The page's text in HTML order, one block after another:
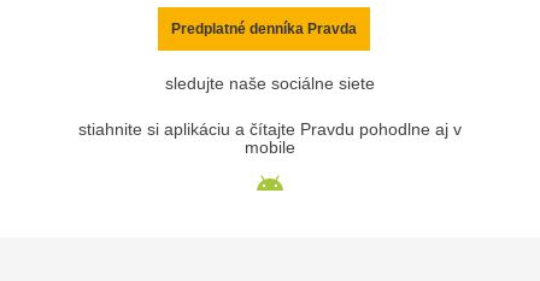
Predplatné denníka Pravda
sledujte naše sociálne siete
stiahnite si aplikáciu a čítajte Pravdu pohodlne aj v
mobile